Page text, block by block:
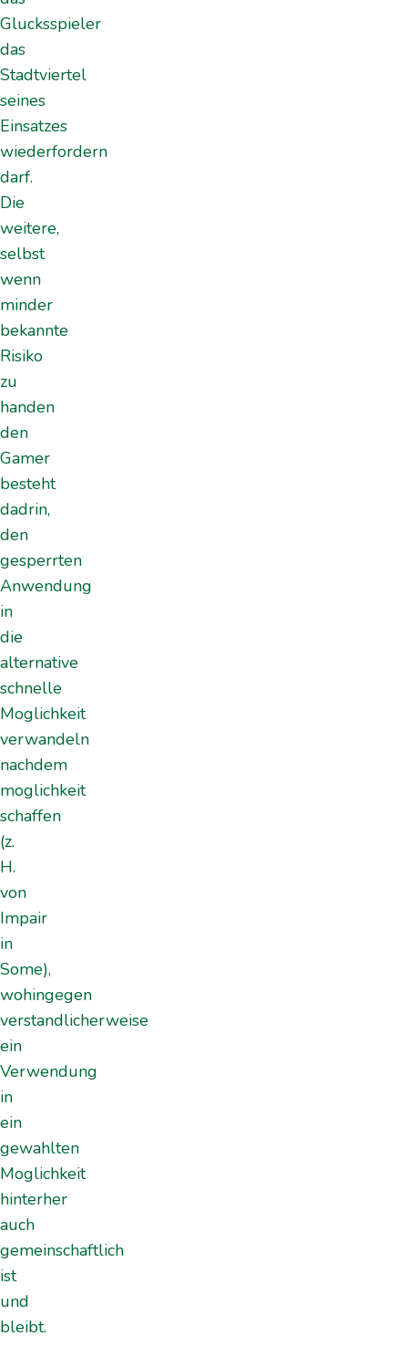
Glucksspieler
das
Stadtviertel
seines
Einsatzes
wiederfordern
darf.
Die
weitere,
selbst
wenn
minder
bekannte
Risiko
zu
handen
den
Gamer
besteht
dadrin,
den
gesperrten
Anwendung
in
die
alternative
schnelle
Moglichkeit
verwandeln
nachdem
moglichkeit
schaffen
(z.
H.
von
Impair
in
Some),
wohingegen
verstandlicherweise
ein
Verwendung
in
ein
gewahlten
Moglichkeit
hinterher
auch
gemeinschaftlich
ist
und
bleibt.